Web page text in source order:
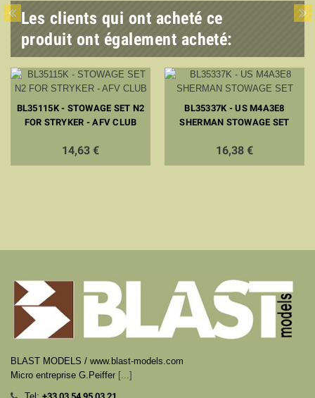
Les clients qui ont acheté ce
produit ont également acheté:
BL35115K - STOWAGE SET N2
FOR STRYKER - AFV CLUB
14,63 €
BL35337K - US M4A3E8
SHERMAN STOWAGE SET
16,38 €
BLAST MODELS / www.blast-models.com
Micro entreprise G.Peiffer [...]